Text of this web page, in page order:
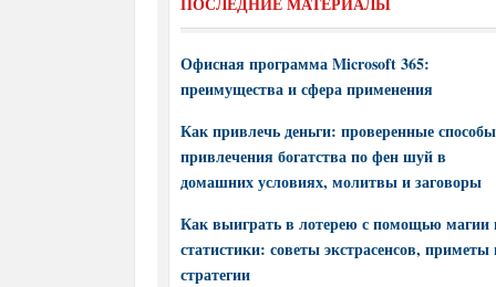
Офисная программа Microsoft 365:
преимущества и сфера применения
Как привлечь деньги: проверенные способы
привлечения богатства по фен шуй в
домашних условиях, молитвы и заговоры
Как выиграть в лотерею с помощью магии
статистики: советы экстрасенсов, приметы
стратегии